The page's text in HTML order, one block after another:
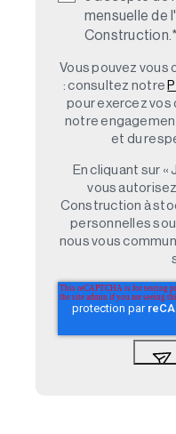
mensuelle de
Construction. *
Vous pouvez vous
: consultez notre
pour exercez vos
notre
et du
En cliquant sur
vous
Construction à
personnelles
nous vous